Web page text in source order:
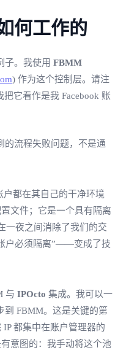
何工作的
子。我使用 FBMM
) 作为这个控制层。请注
它看作是我 Facebook 账
的流程失败问题，不是通
户都在其自己的干净环境
文件；它是一个具有隔离
一夜之间消除了我们的交
户必须隔离”——变成了技
与 IPOcto 集成。我可以一
到 FBMM。这是关键的第
都集中在账户管理器的
意图的：我手动将这个池